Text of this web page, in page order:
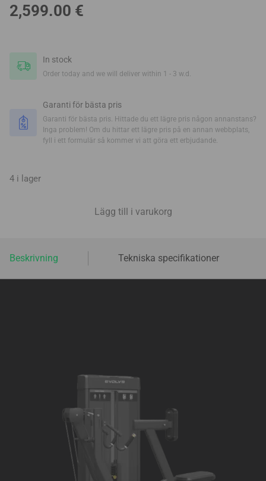
2,599.00 €
In stock
Order today and we will deliver within 1 - 3 w.d.
Garanti för bästa pris
Garanti för bästa pris. Hittade du ett lägre pris någon annanstans?
Inga problem! Om du hittar ett lägre pris på en annan webbplats,
fyll i ett formulär så kommer vi att göra ett erbjudande.
4 i lager
Lägg till i varukorg
Beskrivning Tekniska specifikationer